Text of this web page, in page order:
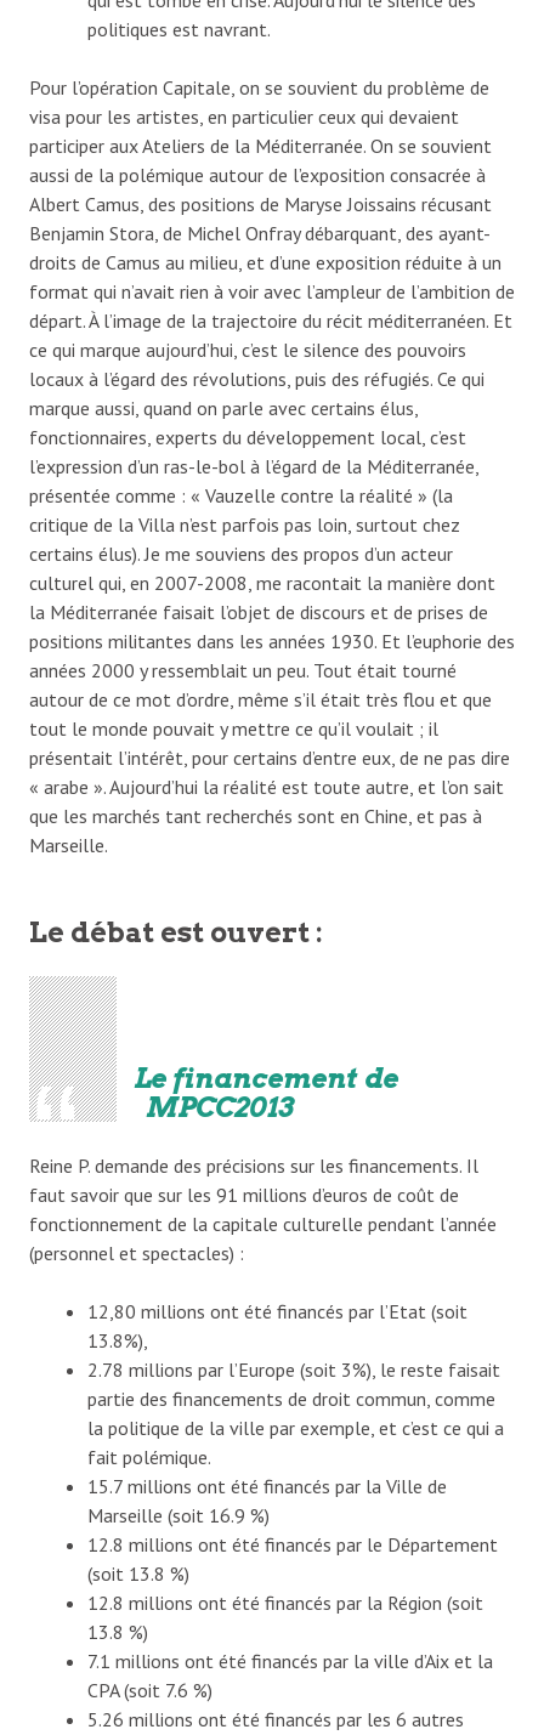
politiques est navrant.
Pour l’opération Capitale, on se souvient du problème de
visa pour les artistes, en particulier ceux qui devaient
participer aux Ateliers de la Méditerranée. On se souvient
aussi de la polémique autour de l’exposition consacrée à
Albert Camus, des positions de Maryse Joissains récusant
Benjamin Stora, de Michel Onfray débarquant, des ayant-
droits de Camus au milieu, et d’une exposition réduite à un
format qui n’avait rien à voir avec l’ampleur de l’ambition de
départ. À l’image de la trajectoire du récit méditerranéen. Et
ce qui marque aujourd’hui, c’est le silence des pouvoirs
locaux à l’égard des révolutions, puis des réfugiés. Ce qui
marque aussi, quand on parle avec certains élus,
fonctionnaires, experts du développement local, c’est
l’expression d’un ras-le-bol à l’égard de la Méditerranée,
présentée comme : « Vauzelle contre la réalité » (la
critique de la Villa n’est parfois pas loin, surtout chez
certains élus). Je me souviens des propos d’un acteur
culturel qui, en 2007-2008, me racontait la manière dont
la Méditerranée faisait l’objet de discours et de prises de
positions militantes dans les années 1930. Et l’euphorie des
années 2000 y ressemblait un peu. Tout était tourné
autour de ce mot d’ordre, même s’il était très flou et que
tout le monde pouvait y mettre ce qu’il voulait ; il
présentait l’intérêt, pour certains d’entre eux, de ne pas dire
« arabe ». Aujourd’hui la réalité est toute autre, et l’on sait
que les marchés tant recherchés sont en Chine, et pas à
Marseille.
Le débat est ouvert :
Le financement de
MPCC2013
Reine P. demande des précisions sur les financements. Il
faut savoir que sur les 91 millions d’euros de coût de
fonctionnement de la capitale culturelle pendant l’année
(personnel et spectacles) :
12,80 millions ont été financés par l’Etat (soit
13.8%),
2.78 millions par l’Europe (soit 3%), le reste faisait
partie des financements de droit commun, comme
la politique de la ville par exemple, et c’est ce qui a
fait polémique.
15.7 millions ont été financés par la Ville de
Marseille (soit 16.9 %)
12.8 millions ont été financés par le Département
(soit 13.8 %)
12.8 millions ont été financés par la Région (soit
13.8 %)
7.1 millions ont été financés par la ville d’Aix et la
CPA (soit 7.6 %)
5.26 millions ont été financés par les 6 autres